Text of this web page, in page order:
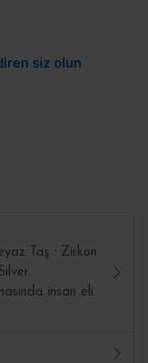
siz olun
Taş : Zirkon
insan eli